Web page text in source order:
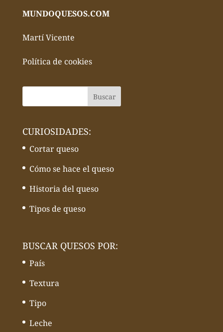
MUNDOQUESOS.COM
Martí Vicente
Política de cookies
CURIOSIDADES:
Cortar queso
Cómo se hace el queso
Historia del queso
Tipos de queso
BUSCAR QUESOS POR:
País
Textura
Tipo
Leche